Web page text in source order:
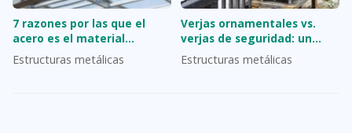
7 razones por las que el
acero es el material
preferido para naves
industriales
Estructuras metálicas
Verjas ornamentales vs.
verjas de seguridad: un
equilibrio entre belleza y
protección
Estructuras metálicas